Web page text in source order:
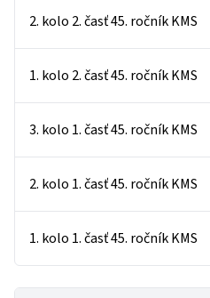
2. kolo 2. časť 45. ročník KMS
1. kolo 2. časť 45. ročník KMS
3. kolo 1. časť 45. ročník KMS
2. kolo 1. časť 45. ročník KMS
1. kolo 1. časť 45. ročník KMS